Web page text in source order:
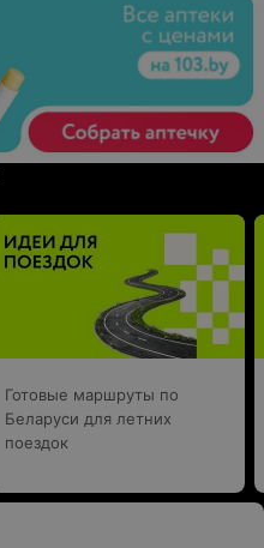
Готовые маршруты по
Беларуси для летних
поездок